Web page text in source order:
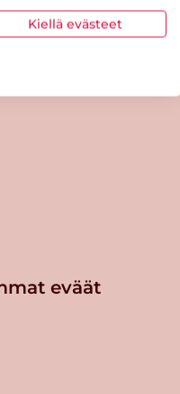
tuote
eväät
Kiellä evästeet